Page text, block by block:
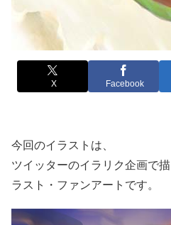
X Facebook
今回のイラストは、
ツイッターのイラリク企画で
ラスト・ファンアートです。